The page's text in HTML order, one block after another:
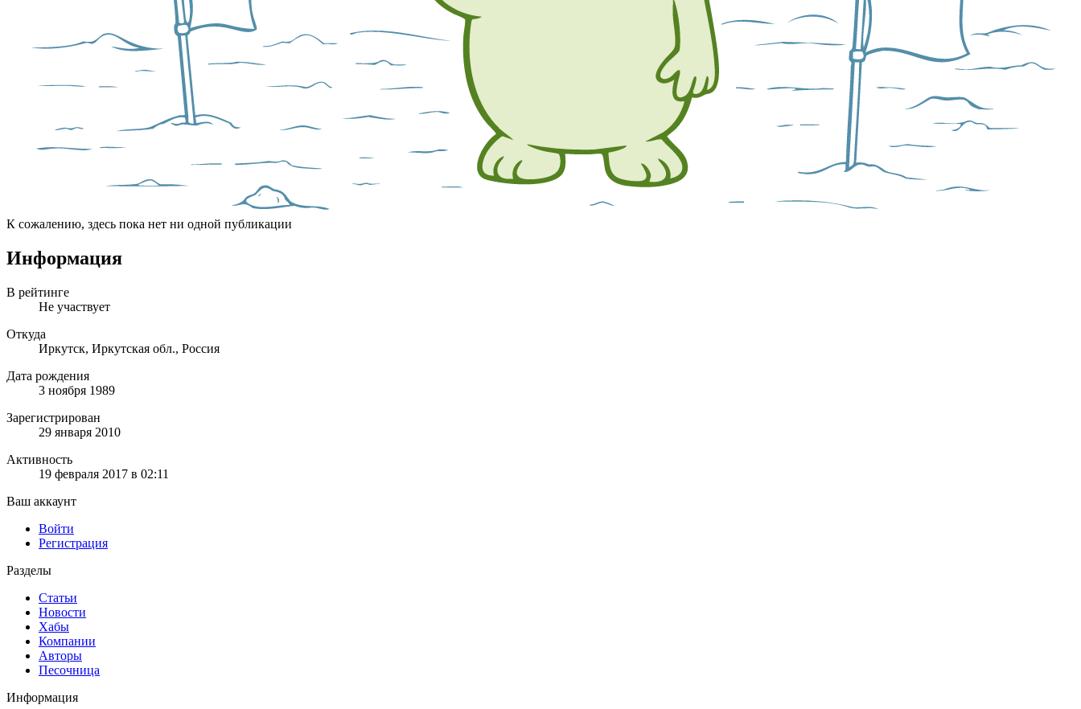
К сожалению, здесь пока нет ни одной публикации
Информация
В рейтинге
Не участвует
Откуда
Иркутск, Иркутская обл., Россия
Дата рождения
3 ноября 1989
Зарегистрирован
29 января 2010
Активность
19 февраля 2017 в 02:11
Ваш аккаунт
Войти
Регистрация
Разделы
Статьи
Новости
Хабы
Компании
Авторы
Песочница
Информация